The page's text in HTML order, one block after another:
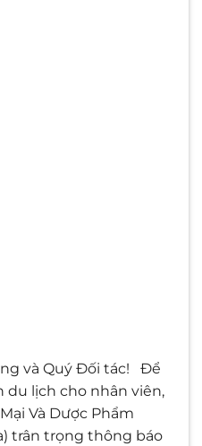
và Quý Đối tác! Để
lịch cho nhân viên,
Và Dược Phẩm
trân trọng thông báo